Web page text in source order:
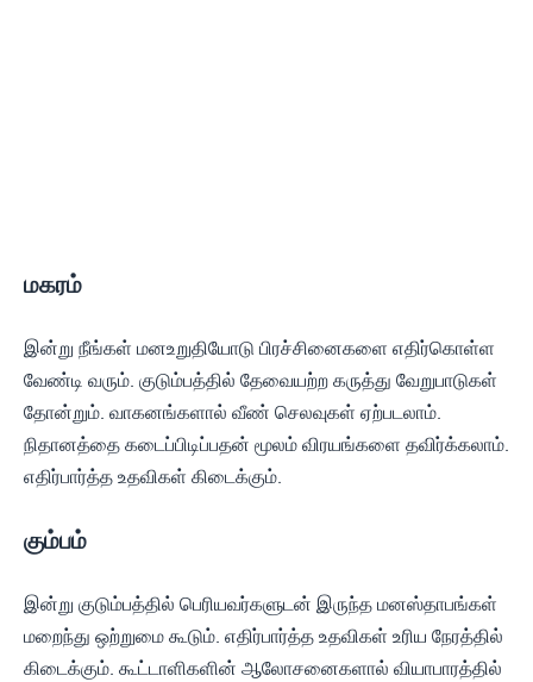
மகரம்
இன்று நீங்கள் மனஉறுதியோடு பிரச்சினைகளை எதிர்கொள்ள
வேண்டி வரும். குடும்பத்தில் தேவையற்ற கருத்து வேறுபாடுகள்
தோன்றும். வாகனங்களால் வீண் செலவுகள் ஏற்படலாம்.
நிதானத்தை கடைப்பிடிப்பதன் மூலம் விரயங்களை தவிர்க்கலாம்.
எதிர்பார்த்த உதவிகள் கிடைக்கும்.
கும்பம்
இன்று குடும்பத்தில் பெரியவர்களுடன் இருந்த மனஸ்தாபங்கள்
மறைந்து ஒற்றுமை கூடும். எதிர்பார்த்த உதவிகள் உரிய நேரத்தில்
கிடைக்கும். கூட்டாளிகளின் ஆலோசனைகளால் வியாபாரத்தில்